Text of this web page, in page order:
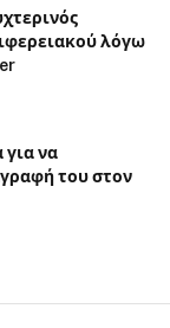
λόγω
να
του στον